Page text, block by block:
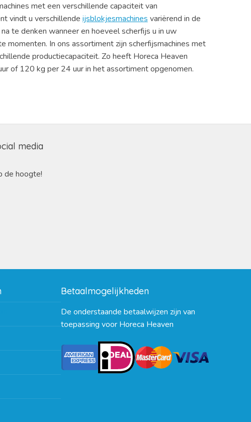
met een verschillende capaciteit van
vindt u verschillende ijsblokjesmachines variërend in de
te denken wanneer en hoeveel scherfijs u in uw
momenten. In ons assortiment zijn scherfijsmachines met
productiecapaciteit. Zo heeft Horeca Heaven
of 120 kg per 24 uur in het assortiment opgenomen.
media
de hoogte!
Betaalmogelijkheden
De onderstaande betaalwijzen zijn van
toepassing voor Horeca Heaven